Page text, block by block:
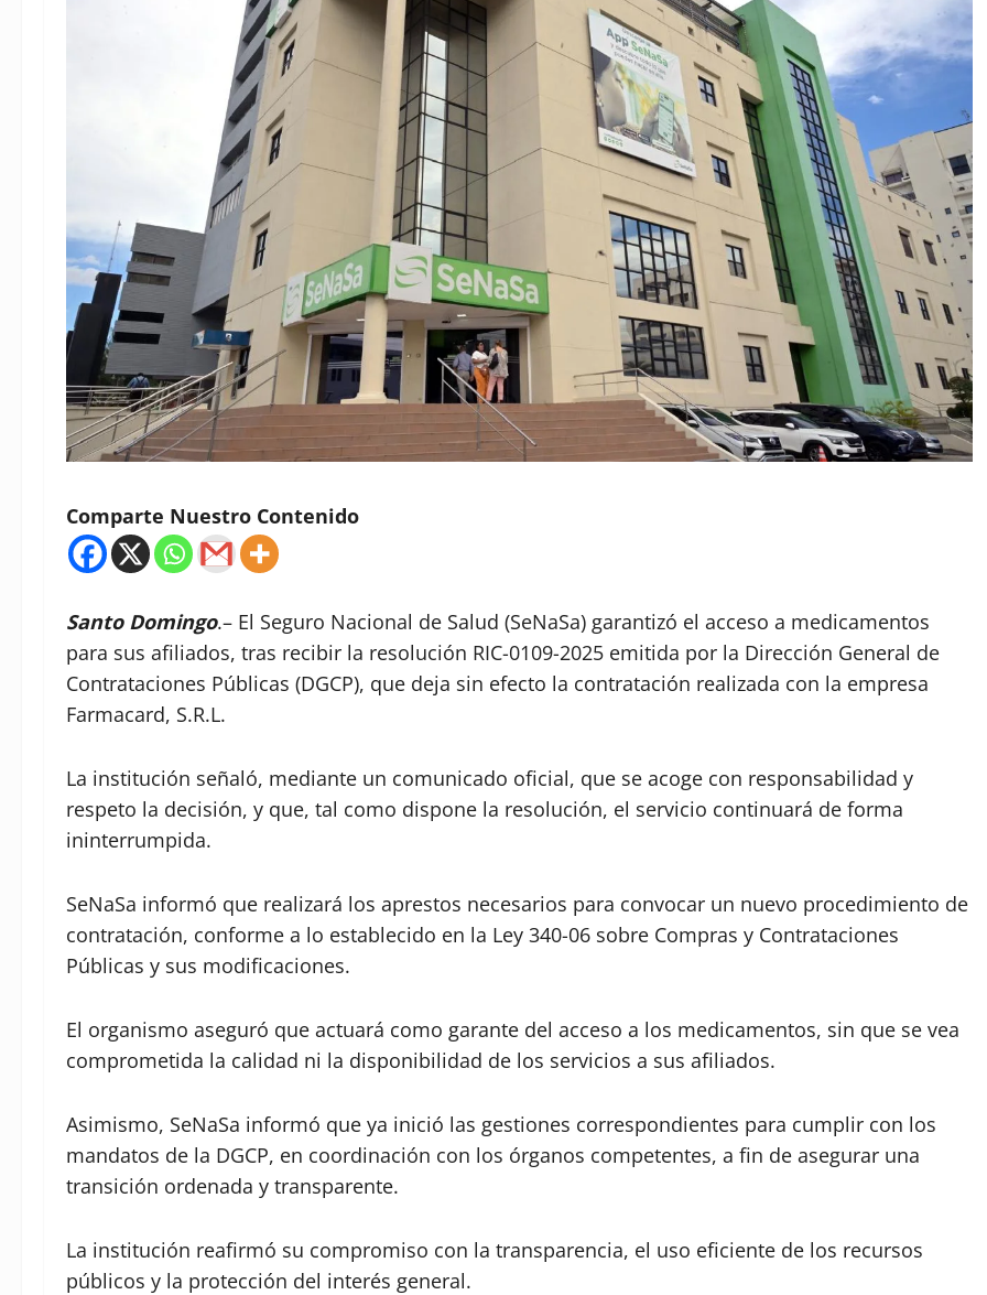
Comparte Nuestro Contenido
Santo Domingo.– El Seguro Nacional de Salud (SeNaSa) garantizó el acceso a medicamentos
para sus afiliados, tras recibir la resolución RIC-0109-2025 emitida por la Dirección General de
Contrataciones Públicas (DGCP), que deja sin efecto la contratación realizada con la empresa
Farmacard, S.R.L.
La institución señaló, mediante un comunicado oficial, que se acoge con responsabilidad y
respeto la decisión, y que, tal como dispone la resolución, el servicio continuará de forma
ininterrumpida.
SeNaSa informó que realizará los aprestos necesarios para convocar un nuevo procedimiento de
contratación, conforme a lo establecido en la Ley 340-06 sobre Compras y Contrataciones
Públicas y sus modificaciones.
El organismo aseguró que actuará como garante del acceso a los medicamentos, sin que se vea
comprometida la calidad ni la disponibilidad de los servicios a sus afiliados.
Asimismo, SeNaSa informó que ya inició las gestiones correspondientes para cumplir con los
mandatos de la DGCP, en coordinación con los órganos competentes, a fin de asegurar una
transición ordenada y transparente.
La institución reafirmó su compromiso con la transparencia, el uso eficiente de los recursos
públicos y la protección del interés general.